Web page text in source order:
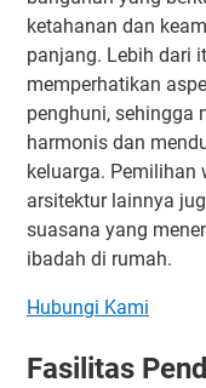
ketahanan dan
panjang. Lebih dari
memperhatikan
penghuni, sehingga
harmonis dan
keluarga. Pemilihan
arsitektur lainnya
suasana yang
ibadah di rumah.
Hubungi Kami
Fasilitas